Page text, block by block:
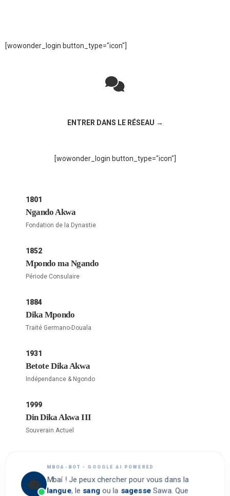
[wowonder_login button_type="icon"]
ENTRER DANS LE RÉSEAU →
[wowonder_login button_type="icon"]
1801
Ngando Akwa
Fondation de la Dynastie
1852
Mpondo ma Ngando
Période Consulaire
1884
Dika Mpondo
Traité Germano-Douala
1931
Betote Dika Akwa
Indépendance & Ngondo
1999
Din Dika Akwa III
Souverain Actuel
MBOA-BOT • GOOGLE AI POWERED
Mbaí ! Je peux chercher pour vous dans la
langue, le sangou la sagesse Sawa. Que